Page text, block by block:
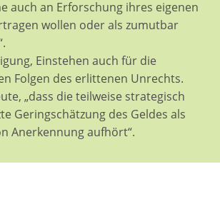
auch an Erforschung ihres eigenen
wollen oder als zumutbar
Einstehen auch für die
Folgen des erlittenen Unrechts.
„dass die teilweise strategisch
Geringschätzung des Geldes als
Anerkennung aufhört“.